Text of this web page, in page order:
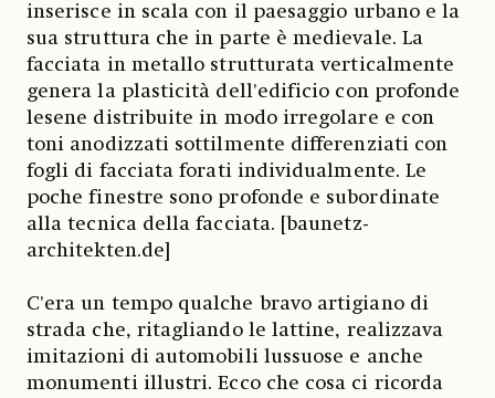
inserisce in scala con il paesaggio urbano e la
sua struttura che in parte è medievale. La
facciata in metallo strutturata verticalmente
genera la plasticità dell'edificio con profonde
lesene distribuite in modo irregolare e con
toni anodizzati sottilmente differenziati con
fogli di facciata forati individualmente. Le
poche finestre sono profonde e subordinate
alla tecnica della facciata. [baunetz-
architekten.de]
C'era un tempo qualche bravo artigiano di
strada che, ritagliando le lattine, realizzava
imitazioni di automobili lussuose e anche
monumenti illustri. Ecco che cosa ci ricorda